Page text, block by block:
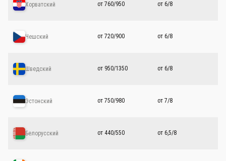
Хорватский от 760/950 от 6/8
Чешский от 720/900 от 6/8
Шведский от 950/1350 от 6/8
Эстонский от 750/980 от 7/8
Белорусский от 440/550 от 6,5/8